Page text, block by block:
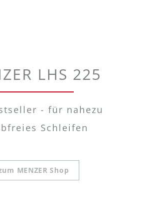
LHS 225
- für nahezu
Schleifen
MENZER Shop